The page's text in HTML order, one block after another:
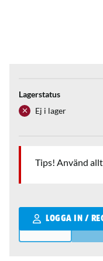
Lagerstatus
Ej i lager
Tips! Använd
LOGGA IN /
Qantity